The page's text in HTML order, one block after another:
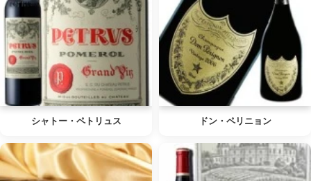
シャトー・ペトリュス ドン・ペリニョン